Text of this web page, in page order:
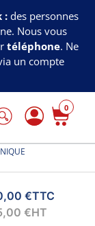
: des personnes
Nous vous
téléphone. Ne
un compte
0
€TTC
€HT